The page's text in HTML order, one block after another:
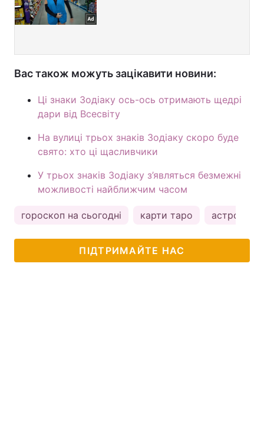
Вас також можуть зацікавити новини:
Ці знаки Зодіаку ось-ось отримають щедрі
дари від Всесвіту
На вулиці трьох знаків Зодіаку скоро буде
свято: хто ці щасливчики
У трьох знаків Зодіаку з’являться безмежні
можливості найближчим часом
гороскоп на сьогодні карти таро астрологія
ПІДТРИМАЙТЕ НАС